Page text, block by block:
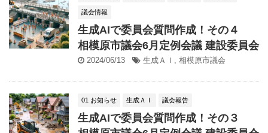
議会情報
生成AIで委員会質問作成！その４
相模原市議会6月定例会議 建設委員会
2024/06/13 生成ＡＩ , 相模原市議会
01 お知らせ 生成ＡＩ 議会報告
生成AIで委員会質問作成！その３